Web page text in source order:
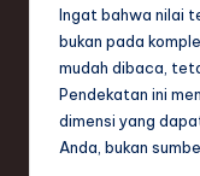
Ingat bahwa nilai
bukan pada
mudah dibaca,
Pendekatan ini
dimensi yang
Anda, bukan